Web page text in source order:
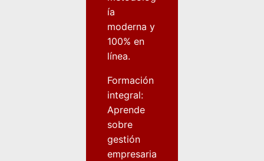
ía
moderna y
100% en
línea.
Formación
integral:
Aprende
sobre
gestión
empresaria